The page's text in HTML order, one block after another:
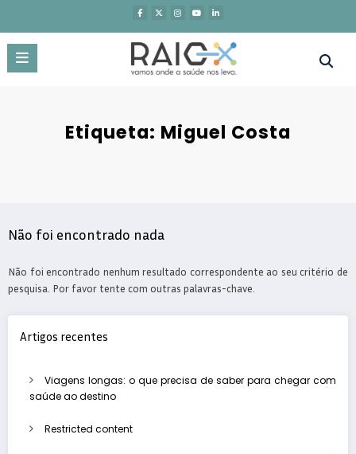
o
conteúdo
Etiqueta: Miguel Costa
Não foi encontrado nada
Não foi encontrado nenhum resultado correspondente ao seu critério de
pesquisa. Por favor tente com outras palavras-chave.
Artigos recentes
Viagens longas: o que precisa de saber para chegar com
saúde ao destino
Restricted content